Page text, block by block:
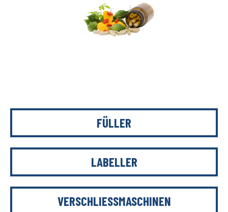
FÜLLER
LABELLER
VERSCHLIESSMASCHINEN